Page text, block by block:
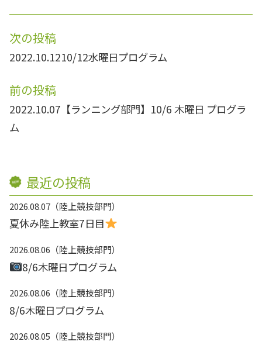
次の投稿
2022.10.1210/12水曜日プログラム
前の投稿
2022.10.07 【ランニング部門】10/6 木曜日 プログラ
ム
最近の投稿
2026.08.07 陸上競技部門
夏休み陸上教室7日目
2026.08.06 陸上競技部門
8/6木曜日プログラム
2026.08.06 陸上競技部門
8/6木曜日プログラム
2026.08.05 陸上競技部門